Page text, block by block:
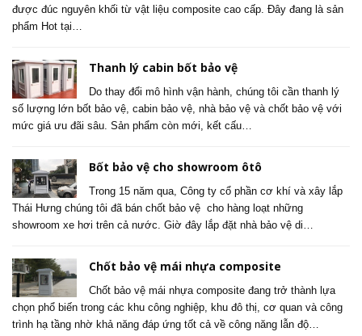
được đúc nguyên khối từ vật liệu composite cao cấp. Đây đang là sản
phẩm Hot tại…
Thanh lý cabin bốt bảo vệ
Do thay đổi mô hình vận hành, chúng tôi cần thanh lý
số lượng lớn bốt bảo vệ, cabin bảo vệ, nhà bảo vệ và chốt bảo vệ với
mức giá ưu đãi sâu. Sản phẩm còn mới, kết cấu…
Bốt bảo vệ cho showroom ôtô
Trong 15 năm qua, Công ty cổ phần cơ khí và xây lắp
Thái Hưng chúng tôi đã bán chốt bảo vệ cho hàng loạt những
showroom xe hơi trên cả nước. Giờ đây lắp đặt nhà bảo vệ di…
Chốt bảo vệ mái nhựa composite
Chốt bảo vệ mái nhựa composite đang trở thành lựa
chọn phổ biến trong các khu công nghiệp, khu đô thị, cơ quan và công
trình hạ tầng nhờ khả năng đáp ứng tốt cả về công năng lẫn độ…